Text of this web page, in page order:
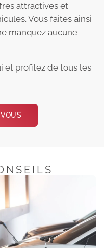
attractives et
Vous faites ainsi
manquez aucune
et profitez de tous les